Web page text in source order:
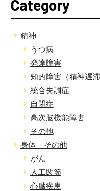
Category
精神
うつ病
発達障害
知的障害（精神遅滞
統合失調症
自閉症
高次脳機能障害
その他
身体・その他
がん
人工関節
心臓疾患